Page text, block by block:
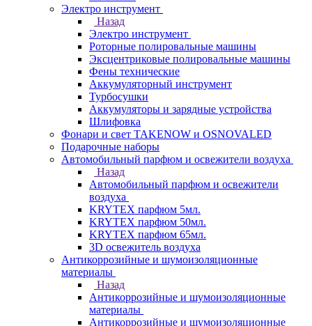
Электро инструмент
Назад
Электро инструмент
Роторные полировальные машины
Эксцентриковые полировальные машины
Фены технические
Аккумуляторный инструмент
Турбосушки
Аккумуляторы и зарядные устройства
Шлифовка
Фонари и свет TAKENOW и OSNOVALED
Подарочные наборы
Автомобильный парфюм и освежители воздуха
Назад
Автомобильный парфюм и освежители
воздуха
KRYTEX парфюм 5мл.
KRYTEX парфюм 50мл.
KRYTEX парфюм 65мл.
3D освежитель воздуха
Антикоррозийные и шумоизоляционные
материалы
Назад
Антикоррозийные и шумоизоляционные
материалы
Антикоррозийные и шумоизоляционные